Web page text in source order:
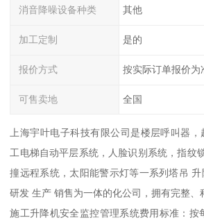
消音降噪设备种类 其他
加工定制 是的
报价方式 按实际订单报价为
可售卖地 全国
上海宇叶电子科技有限公司是楼层呼叫器
工电梯自动平层系统，人脸识别系统，指纹
撞远程系统，太阳能警示灯等一系列塔吊
研发 生产 销售为一体的化公司，拥有完整、
施工升降机安全监控管理系统费用标准：按